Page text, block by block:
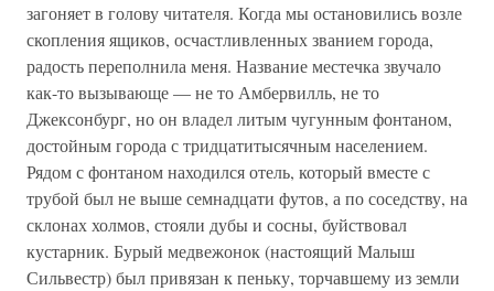
загоняет в голову читателя. Когда мы остановились возле
скопления ящиков, осчастливленных званием города,
радость переполнила меня. Название местечка звучало
как-то вызывающе — не то Амбервилль, не то
Джексонбург, но он владел литым чугунным фонтаном,
достойным города с тридцатитысячным населением.
Рядом с фонтаном находился отель, который вместе с
трубой был не выше семнадцати футов, а по соседству, на
склонах холмов, стояли дубы и сосны, буйствовал
кустарник. Бурый медвежонок (настоящий Малыш
Сильвестр) был привязан к пеньку, торчавшему из земли